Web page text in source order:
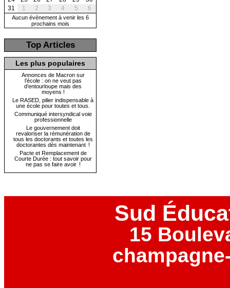
31
1 2 3 4 5 6
Aucun évènement à venir les 6
prochains mois
Top Articles
Les plus populaires
Annonces de Macron sur
l’école : on ne veut pas
d’entourloupe mais des
moyens !
Le RASED, pilier indispensable à
une école pour toutes et tous.
Communiqué intersyndical voie
professionnelle
Le gouvernement doit
revaloriser la rémunération de
tous les doctorants et toutes les
doctorantes dès maintenant !
Pacte et Remplacement de
Courte Durée : tout savoir pour
ne pas se faire avoir !
Sud
15